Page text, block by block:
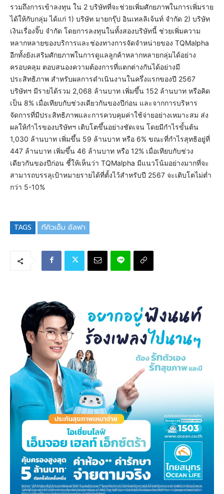
รวมถึงการเข้าลงทุน ใน 2 บริษัทที่จะช่วยเพิ่มศักยภาพในการเพิ่มราย
ได้ให้กับกลุ่ม ได้แก่ 1) บริษัท มายกรุ๊ป อินเทลลิเจ้นท์ จำกัด 2) บริษัท
เงินเรื่องจิ๊บ จำกัด โดยการลงทุนในทั้งสองบริษัทนี้ ช่วยเพิ่มความ
หลากหลายของบริการและช่องทางการจัดจำหน่ายของ TQMalpha
อีกทั้งยังเสริมศักยภาพในการดูแลลูกค้าหลากหลายกลุ่มได้อย่าง
ครอบคลุม ตอบสนองความต้องการที่แตกต่างกันได้อย่างมี
ประสิทธิภาพ สำหรับผลการดำเนินงานในครึ่งแรกของปี 2567
บริษัทฯ มีรายได้รวม 2,068 ล้านบาท เพิ่มขึ้น 152 ล้านบาท หรือคิด
เป็น 8% เมื่อเทียบกับช่วงเดียวกันของปีก่อน และจากการบริหาร
จัดการที่มีประสิทธิภาพและการควบคุมค่าใช้จ่ายอย่างเหมาะสม ส่ง
ผลให้กำไรของบริษัทฯ เติบโตขึ้นอย่างชัดเจน โดยมีกำไรขั้นต้น
1,030 ล้านบาท เพิ่มขึ้น 59 ล้านบาท หรือ 6% ขณะที่กำไรสุทธิอยู่ที่
447 ล้านบาท เพิ่มขึ้น 46 ล้านบาท หรือ 12% เมื่อเทียบกับช่วง
เดียวกันของปีก่อน ชี้ให้เห็นว่า TQMalpha มีแนวโน้มอย่างมากที่จะ
สามารถบรรลุเป้าหมายรายได้ที่ตั้งไว้สำหรับปี 2567 จะเติบโตไม่ต่ำ
กว่า 5-10%
TAGS ทีคิวเอ็ม อัลฟา